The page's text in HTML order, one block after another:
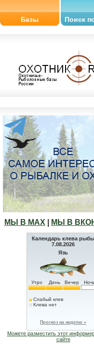
Базы Поиск
МЫ В МАХ МЫ В
Календарь клева рыбы
7.08.2026
Язь
Утро День Вечер
Слабый клев
Клева нет
Прогноз на неделю »
Можете разместить этот
сайте